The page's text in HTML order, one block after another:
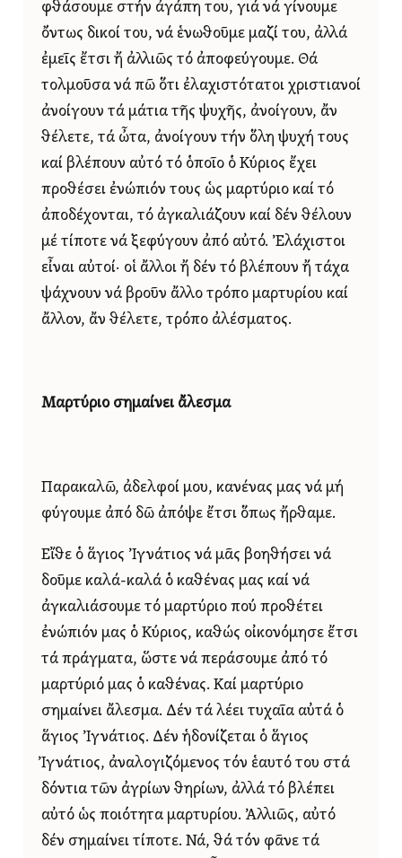
φθάσουμε στήν ἀγάπη του, γιά νά γίνουμε
ὄντως δικοί του, νά ἑνωθοῦμε μαζί του, ἀλλά
ἐμεῖς ἔτσι ἤ ἀλλιῶς τό ἀποφεύγουμε. Θά
τολμοῦσα νά πῶ ὅτι ἐλαχιστότατοι χριστιανοί
ἀνοίγουν τά μάτια τῆς ψυχῆς, ἀνοίγουν, ἄν
θέλετε, τά ὦτα, ἀνοίγουν τήν ὅλη ψυχή τους
καί βλέπουν αὐτό τό ὁποῖο ὁ Κύριος ἔχει
προθέσει ἐνώπιόν τους ὡς μαρτύριο καί τό
ἀποδέχονται, τό ἀγκαλιάζουν καί δέν θέλουν
μέ τίποτε νά ξεφύγουν ἀπό αὐτό. Ἐλάχιστοι
εἶναι αὐτοί· οἱ ἄλλοι ἤ δέν τό βλέπουν ἤ τάχα
ψάχνουν νά βροῦν ἄλλο τρόπο μαρτυρίου καί
ἄλλον, ἄν θέλετε, τρόπο ἀλέσματος.
Μαρτύριο σημαίνει ἄλεσμα
Παρακαλῶ, ἀδελφοί μου, κανένας μας νά μή
φύγουμε ἀπό δῶ ἀπόψε ἔτσι ὅπως ἤρθαμε.
Εἴθε ὁ ἅγιος Ἰγνάτιος νά μᾶς βοηθήσει νά
δοῦμε καλά-καλά ὁ καθένας μας καί νά
ἀγκαλιάσουμε τό μαρτύριο πού προθέτει
ἐνώπιόν μας ὁ Κύριος, καθώς οἰκονόμησε ἔτσι
τά πράγματα, ὥστε νά περάσουμε ἀπό τό
μαρτύριό μας ὁ καθένας. Καί μαρτύριο
σημαίνει ἄλεσμα. Δέν τά λέει τυχαῖα αὐτά ὁ
ἅγιος Ἰγνάτιος. Δέν ἡδονίζεται ὁ ἅγιος
Ἰγνάτιος, ἀναλογιζόμενος τόν ἑαυτό του στά
δόντια τῶν ἀγρίων θηρίων, ἀλλά τό βλέπει
αὐτό ὡς ποιότητα μαρτυρίου. Ἀλλιῶς, αὐτό
δέν σημαίνει τίποτε. Νά, θά τόν φᾶνε τά